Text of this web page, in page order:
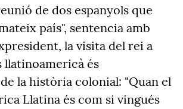
de dos espanyols que
país", sentencia amb
la visita del rei a
llatinoamericà és
la història colonial: "Quan el
Llatina és com si vingués